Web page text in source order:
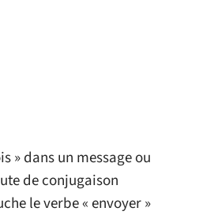
» dans un message ou
de conjugaison
le verbe « envoyer »